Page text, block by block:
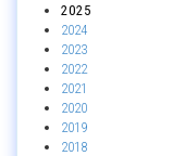
2025
2024
2023
2022
2021
2020
2019
2018